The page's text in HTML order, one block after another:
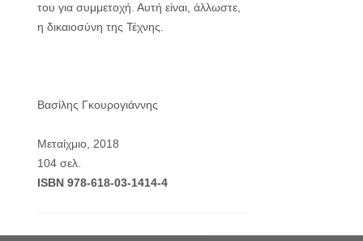
του για συμμετοχή. Αυτή είναι, άλλωστε,
η δικαιοσύνη της Τέχνης.
Βασίλης Γκουρογιάννης
Μεταίχμιο, 2018
104 σελ.
ISBN 978-618-03-1414-4